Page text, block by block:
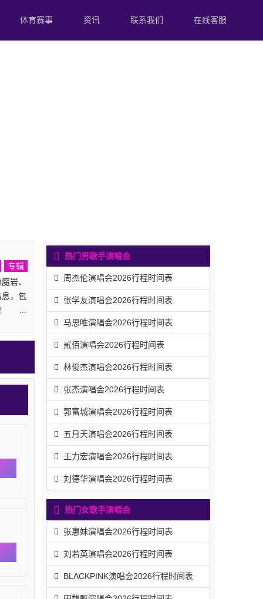
体育赛事 资讯 联系我们 在线客服
专辑
岩、
，包
热门男歌手演唱会
周杰伦演唱会2026行程时间表
张学友演唱会2026行程时间表
马思唯演唱会2026行程时间表
贰佰演唱会2026行程时间表
林俊杰演唱会2026行程时间表
张杰演唱会2026行程时间表
郭富城演唱会2026行程时间表
五月天演唱会2026行程时间表
王力宏演唱会2026行程时间表
刘德华演唱会2026行程时间表
热门女歌手演唱会
张惠妹演唱会2026行程时间表
刘若英演唱会2026行程时间表
BLACKPINK演唱会2026行程时间表